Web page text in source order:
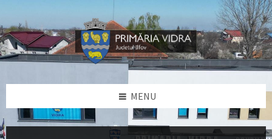
content
left
sidebar
right
sidebar
footer
MENU